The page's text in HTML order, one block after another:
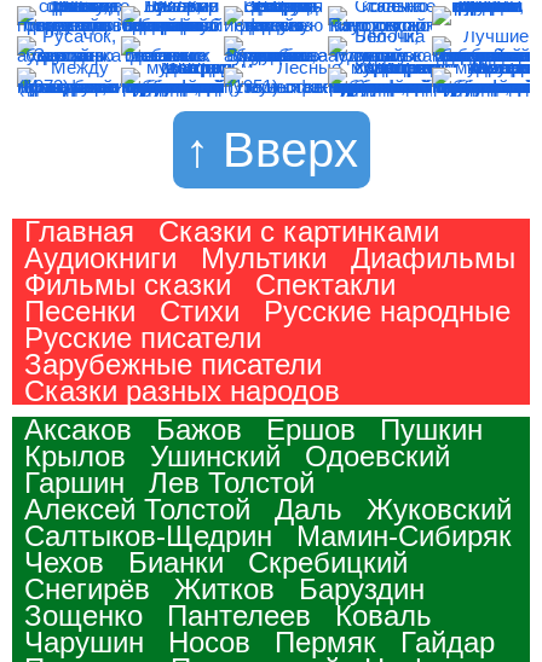
↑ Вверх
Главная
Сказки с картинками
Аудиокниги
Мультики
Диафильмы
Фильмы сказки
Спектакли
Песенки
Стихи
Русские народные
Русские писатели
Зарубежные писатели
Сказки разных народов
Аксаков
Бажов Ершов
Пушкин
Крылов
Ушинский
Одоевский
Гаршин
Лев Толстой
Алексей Толстой
Даль
Жуковский
Салтыков-Щедрин
Мамин-Сибиряк
Чехов
Бианки
Скребицкий
Снегирёв
Житков
Баруздин
Зощенко
Пантелеев
Коваль
Чарушин
Носов Пермяк
Гайдар